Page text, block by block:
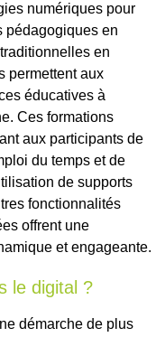
numériques pour
pédagogiques en
en
permettent aux
éducatives à
Ces formations
aux participants de
du temps et de
de supports
fonctionnalités
offrent une
et engageante.
le digital ?
démarche de plus